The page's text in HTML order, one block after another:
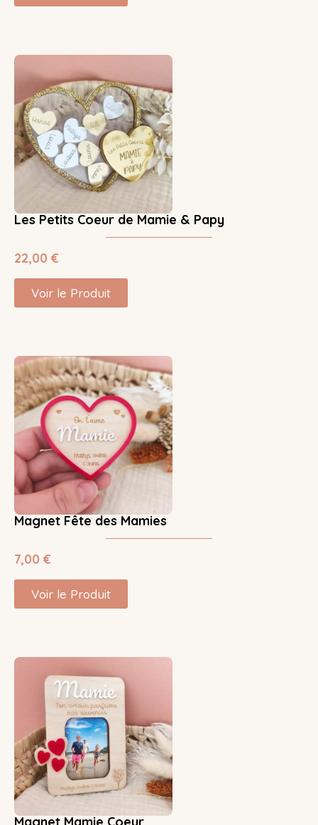
Les Petits Coeur de Mamie & Papy
22,00 €
Voir le Produit
Magnet Fête des Mamies
7,00 €
Voir le Produit
Magnet Mamie Coeur